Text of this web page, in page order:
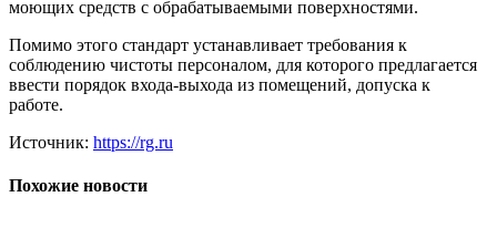
моющих средств с обрабатываемыми поверхностями.
Помимо этого стандарт устанавливает требования к
соблюдению чистоты персоналом, для которого предлагается
ввести порядок входа-выхода из помещений, допуска к
работе.
Источник: https://rg.ru
Похожие новости